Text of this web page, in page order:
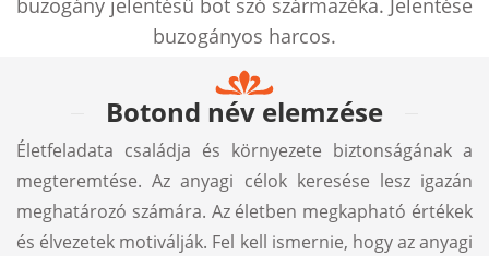
buzogány jelentésű bot szó származéka. Jelentése
buzogányos harcos.
Botond név elemzése
Életfeladata családja és környezete biztonságának a
megteremtése. Az anyagi célok keresése lesz igazán
meghatározó számára. Az életben megkapható értékek
és élvezetek motiválják. Fel kell ismernie, hogy az anyagi